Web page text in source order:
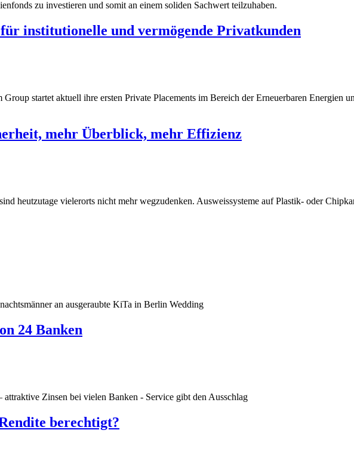
zu investieren und somit an einem soliden Sachwert teilzuhaben.
institutionelle und vermögende Privatkunden
startet aktuell ihre ersten Private Placements im Bereich der Erneuerbaren Energien
mehr Überblick, mehr Effizienz
heutzutage vielerorts nicht mehr wegzudenken. Ausweissysteme auf Plastik- oder
an ausgeraubte KiTa in Berlin Wedding
24 Banken
Zinsen bei vielen Banken - Service gibt den Ausschlag
berechtigt?